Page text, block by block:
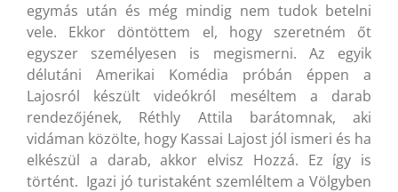
egymás után és még mindig nem tudok betelni
vele. Ekkor döntöttem el, hogy szeretném őt
egyszer személyesen is megismerni. Az egyik
délutáni Amerikai Komédia próbán éppen a
Lajosról készült videókról meséltem a darab
rendezőjének, Réthly Attila barátomnak, aki
vidáman közölte, hogy Kassai Lajost jól ismeri és ha
elkészül a darab, akkor elvisz Hozzá. Ez így is
történt. Igazi jó turistaként szemléltem a Völgyben